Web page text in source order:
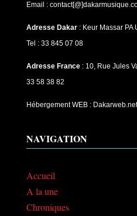
Email :
Adresse Dakar: Keur Massar PA
Tel : 33 845 07 08
Adresse France: 10, Rue Jules
33 58 38 82
Hébergement WEB : Dakarweb.net
NAVIGATION
Accueil
A la une
Chroniques